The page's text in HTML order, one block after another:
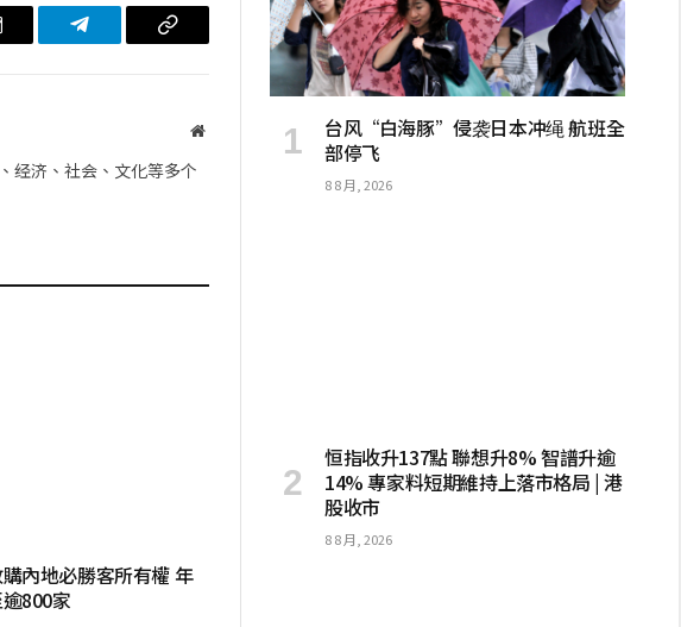
Telegram 复
网
经济、社会、文化等多个
內地必勝客所有權 年
800家
台风“白海豚”侵袭日本冲绳 航班全
部停飞
8 8 月, 2026
恒指收升137點 聯想升8% 智譜升逾
14% 專家料短期維持上落市格局 | 港
股收市
8 8 月, 2026